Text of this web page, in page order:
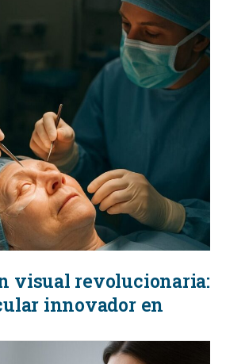
visual revolucionaria:
innovador en